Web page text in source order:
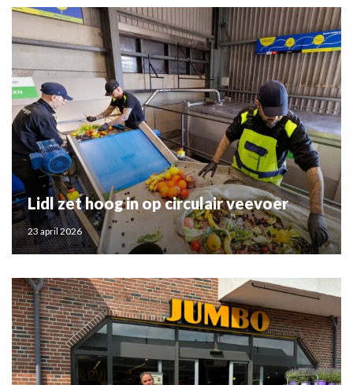
Lidl zet hoog in op circulair veevoer
23 april 2026